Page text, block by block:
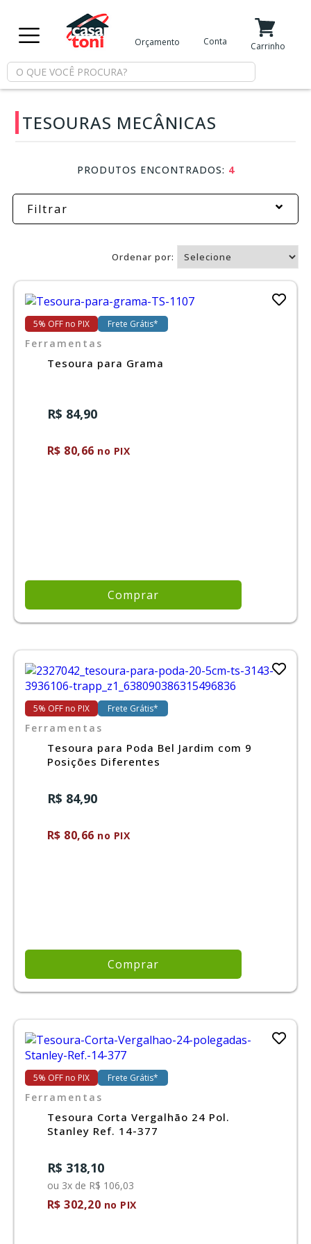
Minha Conta
Meus Favoritos
Departamentos
Tintas
Reforma
Piscina
Ferramentas
PROMOÇÃO
Orçamento Conta Carrinho
TESOURAS MECÂNICAS
PRODUTOS ENCONTRADOS: 4
Filtrar
Ordenar por:
5% OFF no PIX Frete Grátis*
Ferramentas
Tesoura para Grama
R$ 84,90
R$ 80,66 no PIX
Comprar
5% OFF no PIX Frete Grátis*
Ferramentas
Tesoura para Poda Bel Jardim com 9
Posições Diferentes
R$ 84,90
R$ 80,66 no PIX
Comprar
5% OFF no PIX Frete Grátis*
Ferramentas
Tesoura Corta Vergalhão 24 Pol.
Stanley Ref. 14-377
R$ 318,10
ou 3x de R$ 106,03
R$ 302,20 no PIX